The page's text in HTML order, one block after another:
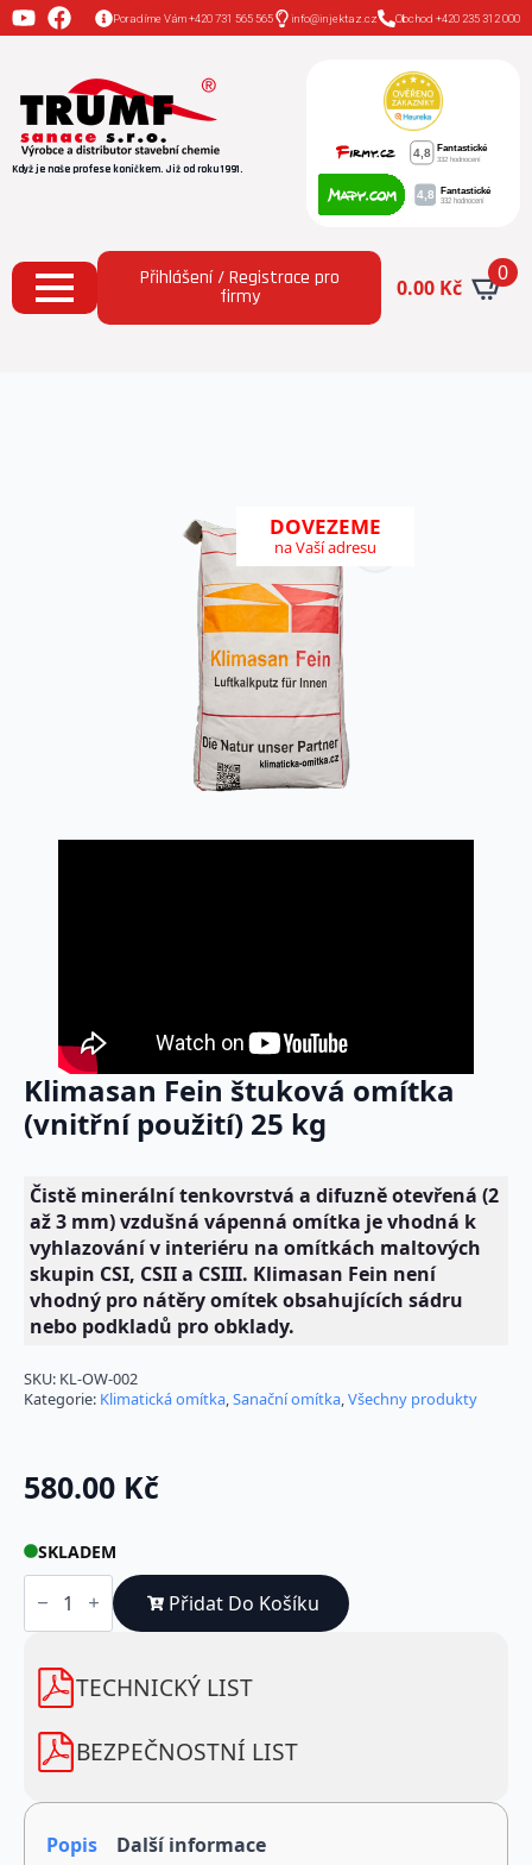
Poradíme Vám +420 731 565 565 info@injektaz.cz Obchod +420 235 312 000
Když je naše profese koníčkem. Již od roku 1991.
Přihlášení / Registrace pro
firmy 0.00 Kč
0
Domů
Všechny produkty
Klimasan Fein štuková
DOVEZEME
na Vaší adresu
Klimasan Fein štuková omítka
(vnitřní použití) 25 kg
Čistě minerální tenkovrstvá a difuzně otevřená (2
až 3 mm) vzdušná vápenná omítka je vhodná k
vyhlazování v interiéru na omítkách maltových
skupin CSI, CSII a CSIII. Klimasan Fein není
vhodný pro nátěry omítek obsahujících sádru
nebo podkladů pro obklady.
SKU: KL-OW-002
Kategorie: Klimatická omítka,Sanační omítka,Všechny produkty
580.00 Kč
SKLADEM
Klimasan
Fein
omítka
použití)
25
kg
množství
Přidat Do Košíku
TECHNICKÝ LIST
BEZPEČNOSTNÍ LIST
Popis Další informace